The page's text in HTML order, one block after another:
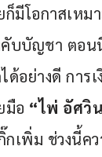
มีโอกาสเหม
บัญชา ตอน
อย่างดี การเ
มือ “ไพ่ อัศวิ
เพิ่ม ช่วงนี้ค